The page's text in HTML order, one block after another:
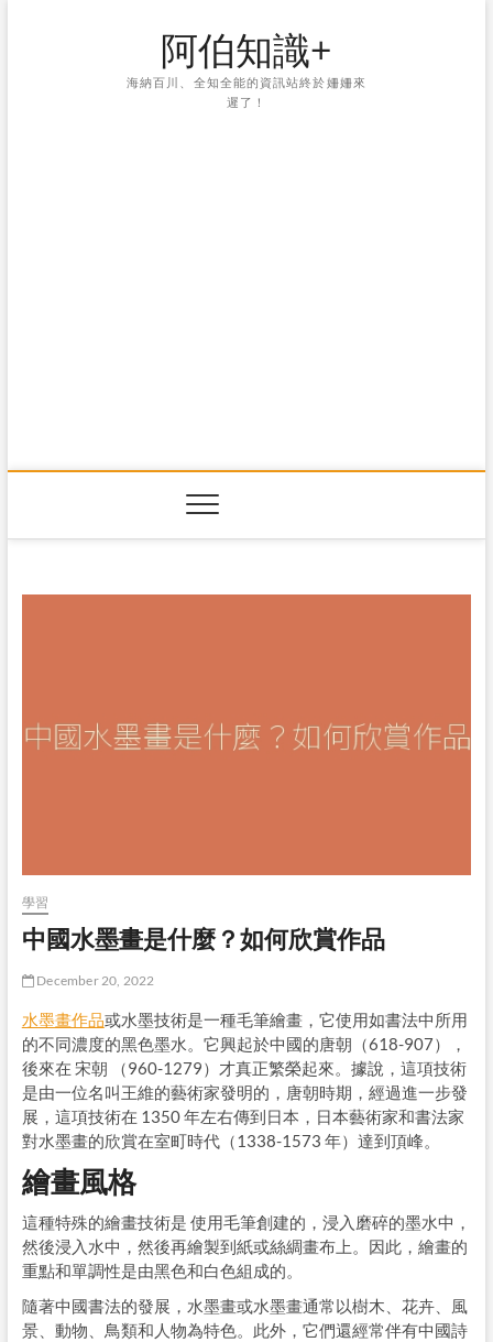
阿伯知識+
海納百川、全知全能的資訊站終於姍姍來
遲了！
學習
中國水墨畫是什麼？如何欣賞作品
December 20, 2022
水墨畫作品或水墨技術是一種毛筆繪畫，它使用如書法中所用
的不同濃度的黑色墨水。它興起於中國的唐朝（618-907），
後來在 宋朝 （960-1279）才真正繁榮起來。據說，這項技術
是由一位名叫王維的藝術家發明的，唐朝時期，經過進一步發
展，這項技術在 1350 年左右傳到日本，日本藝術家和書法家
對水墨畫的欣賞在室町時代（1338-1573 年）達到頂峰。
繪畫風格
這種特殊的繪畫技術是 使用毛筆創建的，浸入磨碎的墨水中，
然後浸入水中，然後再繪製到紙或絲綢畫布上。因此，繪畫的
重點和單調性是由黑色和白色組成的。
隨著中國書法的發展，水墨畫或水墨畫通常以樹木、花卉、風
景、動物、鳥類和人物為特色。此外，它們還經常伴有中國詩